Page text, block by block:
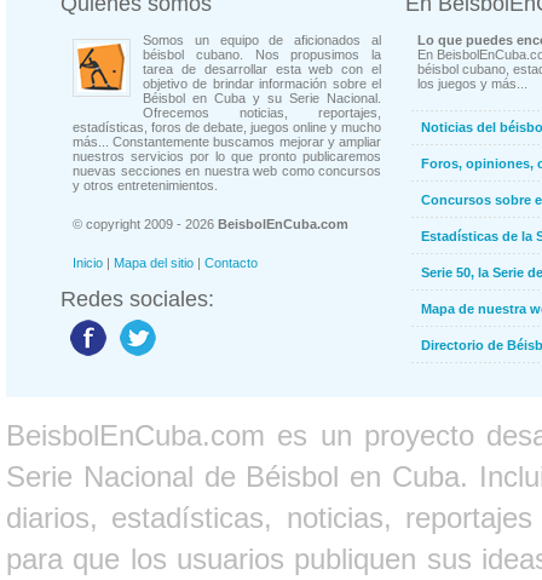
Somos un equipo de aficionados al
béisbol cubano. Nos propusimos la
tarea de desarrollar esta web con el
objetivo de brindar información sobre el
Béisbol en Cuba y su Serie Nacional.
Ofrecemos noticias, reportajes,
estadísticas, foros de debate, juegos online y mucho
más... Constantemente buscamos mejorar y ampliar
nuestros servicios por lo que pronto publicaremos
nuevas secciones en nuestra web como concursos
y otros entretenimientos.
© copyright 2009 - 2026 BeisbolEnCuba.com
Inicio | Mapa del sitio | Contacto
Redes sociales:
Lo que puedes
En
béisbol cubano,
los juegos y más...
Noticias del
Foros, opiniones,
Concursos sobre
Estadísticas de la
Serie 50, la Serie
Mapa de nuestra
Directorio de
BeisbolEnCuba.com es un proyecto
Serie Nacional de Béisbol en Cuba.
diarios, estadísticas, noticias,
para que los usuarios publiquen sus